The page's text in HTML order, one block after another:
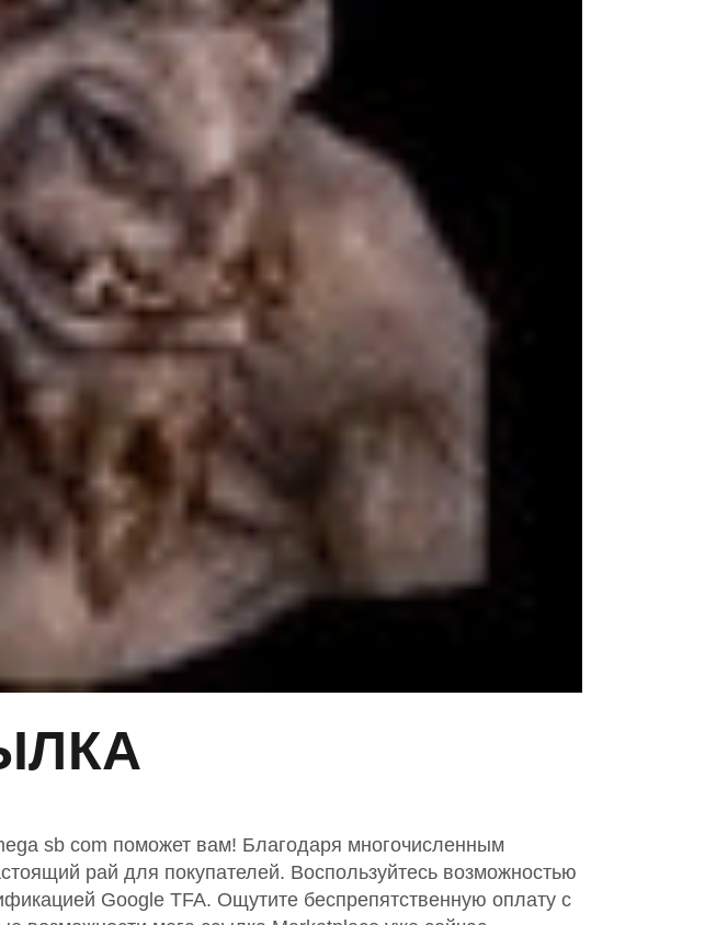
sb com поможет вам! Благодаря многочисленным
рай для покупателей. Воспользуйтесь возможностью
Google TFA. Ощутите беспрепятственную оплату с